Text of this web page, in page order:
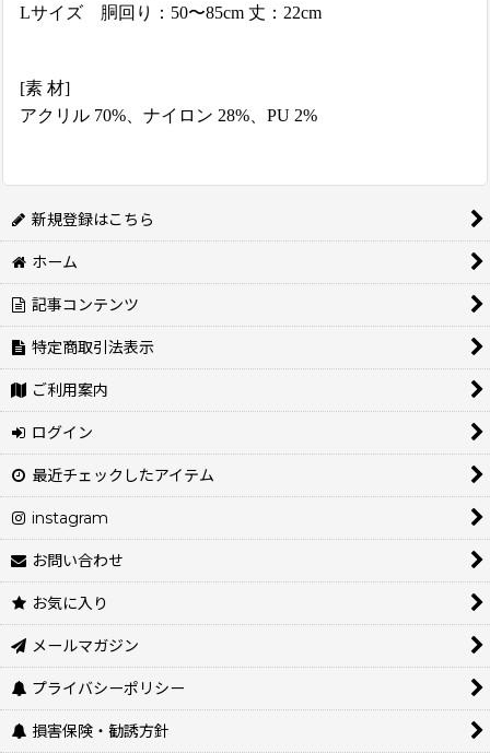
Lサイズ 胴回り：50〜85cm 丈：22cm
[素 材]
アクリル 70%、ナイロン 28%、PU 2%
新規登録はこちら
ホーム
記事コンテンツ
特定商取引法表示
ご利用案内
ログイン
最近チェックしたアイテム
instagram
お問い合わせ
お気に入り
メールマガジン
プライバシーポリシー
損害保険・勧誘方針